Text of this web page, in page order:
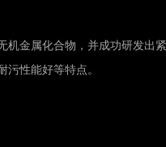
金属化合物，并成功研发出
性能好等特点。